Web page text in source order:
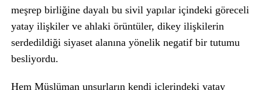
meşrep birliğine dayalı bu sivil yapılar içindeki göreceli
yatay ilişkiler ve ahlaki örüntüler, dikey ilişkilerin
serdedildiği siyaset alanına yönelik negatif bir tutumu
besliyordu.
Hem Müslüman unsurların kendi içlerindeki yatay